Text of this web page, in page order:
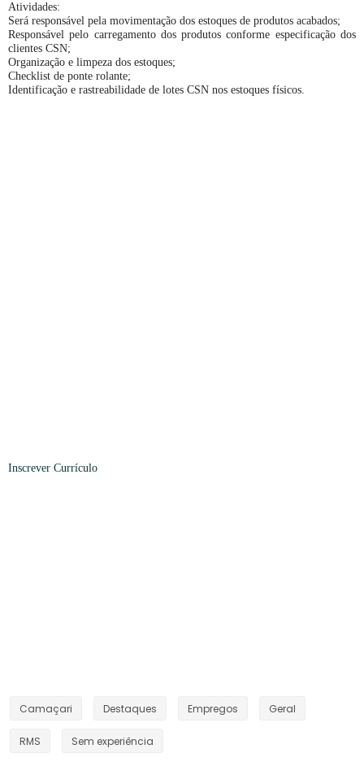
Atividades:
Será responsável pela movimentação dos estoques de produtos acabados;
Responsável pelo carregamento dos produtos conforme especificação dos
clientes CSN;
Organização e limpeza dos estoques;
Checklist de ponte rolante;
Identificação e rastreabilidade de lotes CSN nos estoques físicos.
Inscrever Currículo
Camaçari Destaques Empregos Geral
RMS Sem experiência